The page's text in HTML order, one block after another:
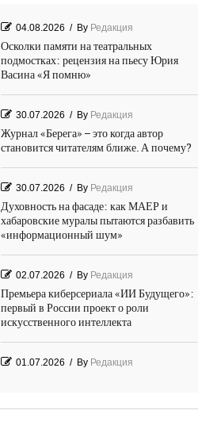
04.08.2026 / By Редакция
Осколки памяти на театральных
подмостках: рецензия на пьесу Юрия
Васина «Я помню»
30.07.2026 / By Редакция
Журнал «Берега» – это когда автор
становится читателям ближе. А почему?
30.07.2026 / By Редакция
Духовность на фасаде: как МАЕР и
хабаровские муралы пытаются разбавить
«информационный шум»
02.07.2026 / By Редакция
Премьера киберсериала «ИИ Будущего»:
первый в России проект о роли
искусственного интеллекта
01.07.2026 / By Редакция